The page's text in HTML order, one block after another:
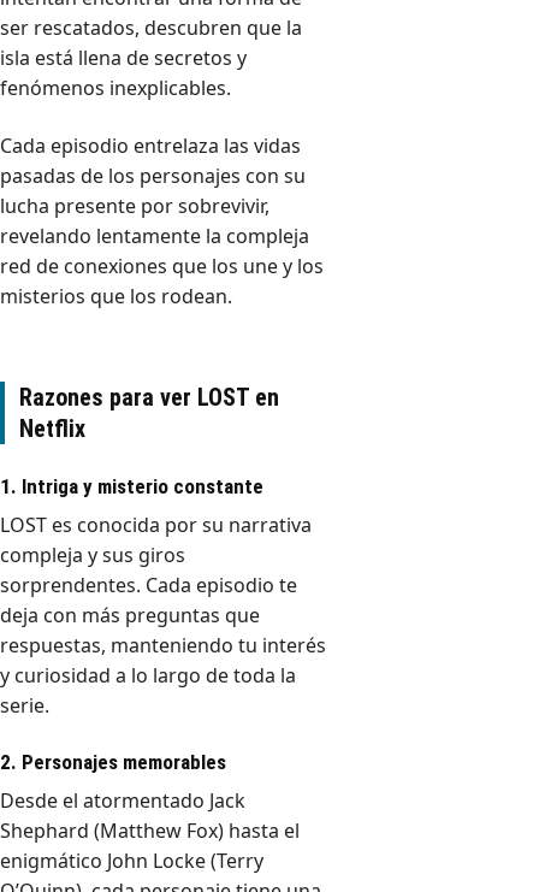
ser rescatados, descubren que la
isla está llena de secretos y
fenómenos inexplicables.
Cada episodio entrelaza las vidas
pasadas de los personajes con su
lucha presente por sobrevivir,
revelando lentamente la compleja
red de conexiones que los une y los
misterios que los rodean.
Razones para ver LOST en
Netflix
1. Intriga y misterio constante
LOST es conocida por su narrativa
compleja y sus giros
sorprendentes. Cada episodio te
deja con más preguntas que
respuestas, manteniendo tu interés
y curiosidad a lo largo de toda la
serie.
2. Personajes memorables
Desde el atormentado Jack
Shephard (Matthew Fox) hasta el
enigmático John Locke (Terry